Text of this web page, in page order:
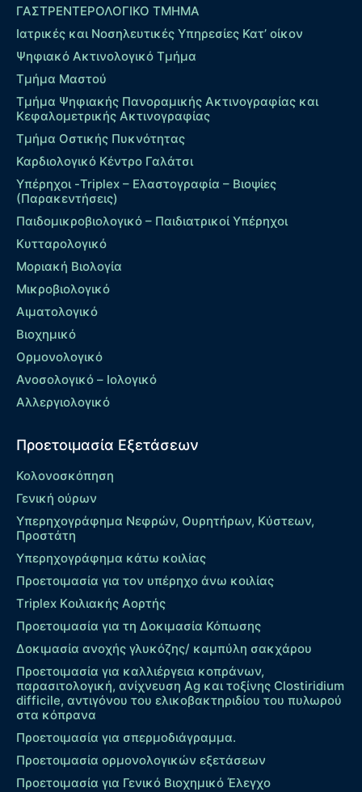
ΓΑΣΤΡΕΝΤΕΡΟΛΟΓΙΚΟ ΤΜΗΜΑ
Ιατρικές και Νοσηλευτικές Υπηρεσίες Κατ’ οίκον
Ψηφιακό Ακτινολογικό Τμήμα
Τμήμα Μαστού
Τμήμα Ψηφιακής Πανοραμικής Ακτινογραφίας και
Κεφαλομετρικής Ακτινογραφίας
Τμήμα Οστικής Πυκνότητας
Καρδιολογικό Κέντρο Γαλάτσι
Υπέρηχοι -Triplex – Eλαστογραφία – Βιοψίες
(Παρακεντήσεις)
Παιδομικροβιολογικό – Παιδιατρικοί Υπέρηχοι
Κυτταρολογικό
Μοριακή Βιολογία
Μικροβιολογικό
Αιματολογικό
Βιοχημικό
Ορμονολογικό
Ανοσολογικό – Ιολογικό
Αλλεργιολογικό
Προετοιμασία Εξετάσεων
Κολονοσκόπηση
Γενική ούρων
Υπερηχογράφημα Νεφρών, Ουρητήρων, Κύστεων,
Προστάτη
Υπερηχογράφημα κάτω κοιλίας
Προετοιμασία για τον υπέρηχο άνω κοιλίας
Τriplex Kοιλιακής Αορτής
Προετοιμασία για τη Δοκιμασία Κόπωσης
Δοκιμασία ανοχής γλυκόζης/ καμπύλη σακχάρου
Προετοιμασία για καλλιέργεια κοπράνων,
παρασιτολογική, ανίχνευση Ag και τοξίνης Clostiridium
difficile, αντιγόνου του ελικοβακτηριδίου του πυλωρού
στα κόπρανα
Προετοιμασία για σπερμοδιάγραμμα.
Προετοιμασία ορμονολογικών εξετάσεων
Προετοιμασία για Γενικό Βιοχημικό Έλεγχο